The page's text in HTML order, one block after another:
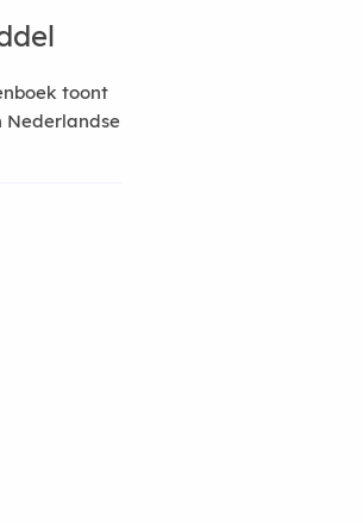
toont
Nederlandse